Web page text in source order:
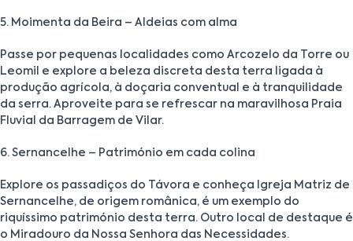
5. Moimenta da Beira – Aldeias com alma
Passe por pequenas localidades como Arcozelo da Torre ou
Leomil e explore a beleza discreta desta terra ligada à
produção agrícola, à doçaria conventual e à tranquilidade
da serra. Aproveite para se refrescar na maravilhosa Praia
Fluvial da Barragem de Vilar.
6. Sernancelhe – Património em cada colina
Explore os passadiços do Távora e conheça Igreja Matriz de
Sernancelhe, de origem românica, é um exemplo do
riquíssimo património desta terra. Outro local de destaque é
o Miradouro da Nossa Senhora das Necessidades.